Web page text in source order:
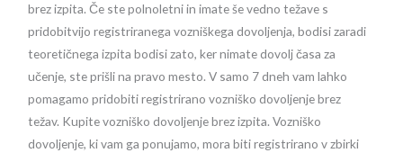
brez izpita. Če ste polnoletni in imate še vedno težave s
pridobitvijo registriranega vozniškega dovoljenja, bodisi zaradi
teoretičnega izpita bodisi zato, ker nimate dovolj časa za
učenje, ste prišli na pravo mesto. V samo 7 dneh vam lahko
pomagamo pridobiti registrirano vozniško dovoljenje brez
težav. Kupite vozniško dovoljenje brez izpita. Vozniško
dovoljenje, ki vam ga ponujamo, mora biti registrirano v zbirki